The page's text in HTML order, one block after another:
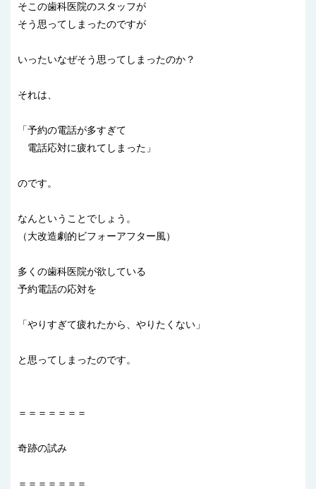
そこの歯科医院のスタッフが
そう思ってしまったのですが
いったいなぜそう思ってしまったのか？
それは、
「予約の電話が多すぎて
電話応対に疲れてしまった」
のです。
なんということでしょう。
（大改造劇的ビフォーアフター風）
多くの歯科医院が欲している
予約電話の応対を
「やりすぎて疲れたから、やりたくない」
と思ってしまったのです。
＝＝＝＝＝＝＝
奇跡の試み
＝＝＝＝＝＝＝